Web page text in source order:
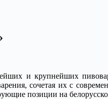
и крупнейших
сочетая их с
позиции на